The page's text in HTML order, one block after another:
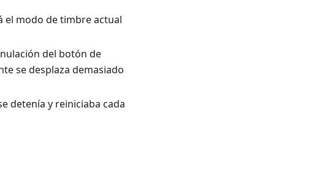
el modo de timbre actual
del botón de
se desplaza demasiado
detenía y reiniciaba cada